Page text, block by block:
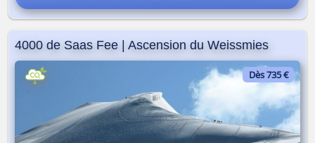
4000 de Saas Fee | Ascension du Weissmies
Dès 735 €